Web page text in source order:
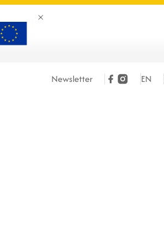
Zamknij banner
Newsletter EN